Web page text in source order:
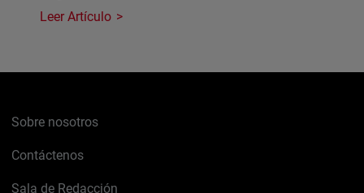
Leer Artículo
Sobre nosotros
Contáctenos
Sala de Redacción